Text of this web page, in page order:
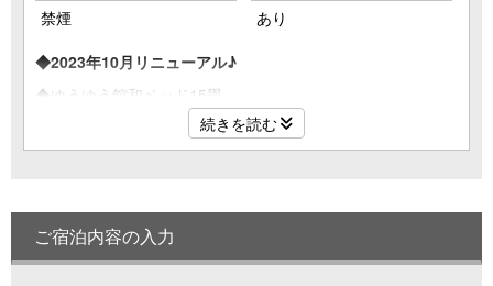
禁煙
あり
◆2023年10月リニューアル♪
◆ゆうゆう館和ベッド15畳
和室のお部屋に2台のセミダブルベッドがあるお部屋。
☆Sealy社製セミダブルベッド（203㎝×121㎝）☆
◆食事場所
旬ダイニング「千の幸」
◆ご宿泊の全てのお客様が対象
続きを読む
ご宿泊内容の入力